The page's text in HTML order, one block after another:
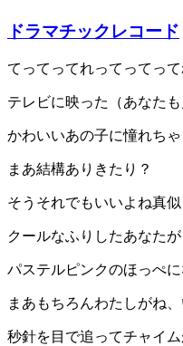
ドラマチックレコード
てってってれってってっ
テレビに映った（あなたも
かわいいあの子に憧れちゃ
まあ結構ありきたり？
そうそれでもいいよね真
クールなふりしたあなたが
パステルピンクのほっぺ
まあもちろんわたしがね
秒針を目で追ってチャイ